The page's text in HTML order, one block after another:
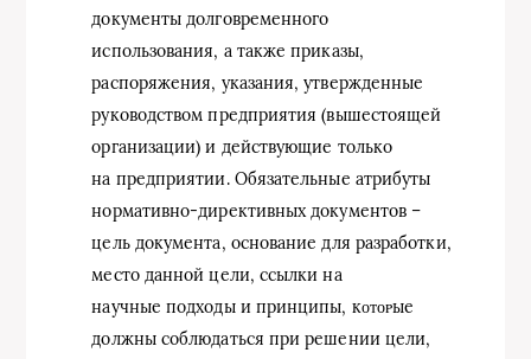
документы долговременного
использования, а также приказы,
распоряжения, указания, утвержденные
руководством предприятия (вышестоящей
организации) и действующие только
на предприятии. Обязательные атрибуты
нормативно-директивных документов –
цель документа, основание для разработки,
место данной цели, ссылки на
научные подходы и принципы, кᴏᴛᴏᴩые
должны соблюдаться при решении цели,